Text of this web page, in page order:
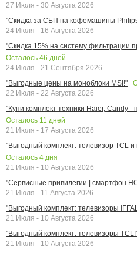
27 Июля - 30 Августа 2026
"Скидка за СБП на кофемашины
24 Июля - 16 Августа 2026
"Скидка 15% на систему фильтрации
Осталось 46 дней
24 Июля - 21 Сентября 2026
"Выгодные цены на моноблоки MSI!"
22 Июля - 22 Августа 2026
"Купи комплект техники Haier, Candy -
Осталось 11 дней
21 Июля - 17 Августа 2026
"Выгодный комплект: телевизор TCL
Осталось 4 дня
21 Июля - 10 Августа 2026
"Сервисные привилегии | смартфон
21 Июля - 11 Августа 2026
"Выгодный комплект: телевизоры
21 Июля - 10 Августа 2026
"Выгодный комплект: телевизоры
21 Июля - 10 Августа 2026